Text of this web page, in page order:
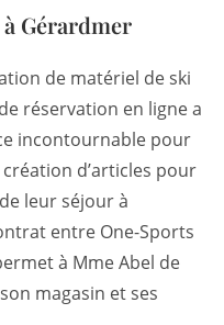
Gérardmer
de matériel de ski
réservation en ligne a
incontournable pour
d’articles pour
leur séjour à
entre One-Sports
à Mme Abel de
magasin et ses